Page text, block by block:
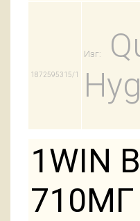
1872595315/1
Изг:
1WIN
710МГ